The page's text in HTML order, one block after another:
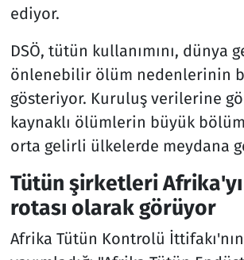
ediyor.
DSÖ, tütün kullanımını, dünya
önlenebilir ölüm nedenlerinin
gösteriyor. Kuruluş verilerine
kaynaklı ölümlerin büyük
orta gelirli ülkelerde meydana
Tütün şirketleri
rotası olarak görüyor
Afrika Tütün Kontrolü İttifakı'nın